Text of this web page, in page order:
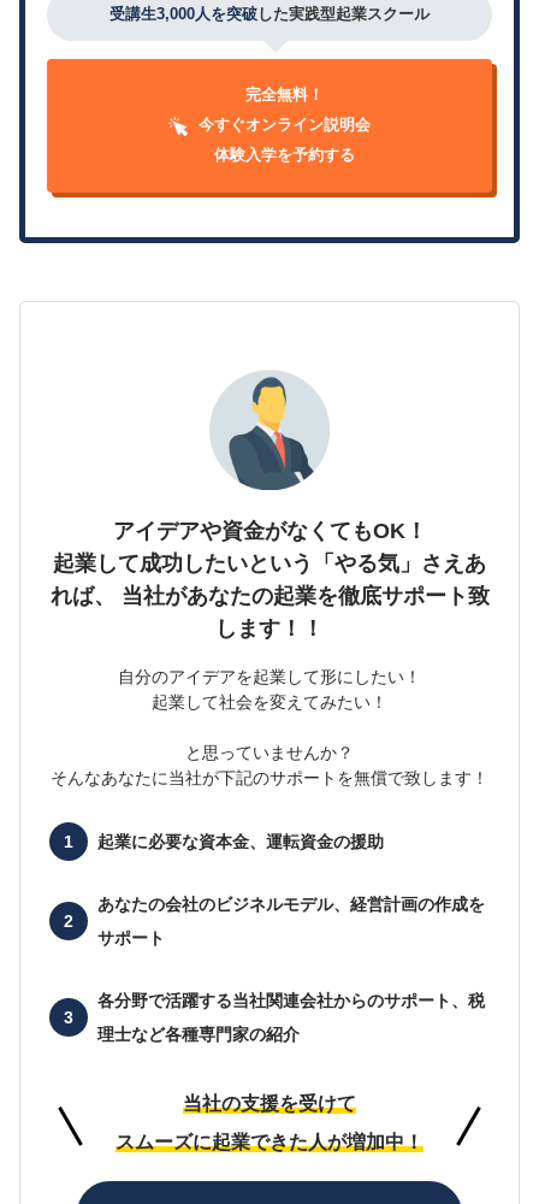
受講生3,000人を突破 した実践型起業スクール
完全無料！
今すぐオンライン説明会
体験入学を予約する
アイデアや資金がなくてもOK！
起業して成功したいという「やる気」さえあ
れば、
当社があなたの起業を徹底サポート致
します！！
自分のアイデアを起業して形にしたい！
起業して社会を変えてみたい！
と思っていませんか？
そんなあなたに当社が下記のサポートを無償で致します！
起業に必要な資本金、運転資金の援助
あなたの会社のビジネルモデル、経営計画の作成を
サポート
各分野で活躍する当社関連会社からのサポート、 税
理士など各種専門家の紹介
当社の支援を受けて
スムーズに起業できた人が増加中！